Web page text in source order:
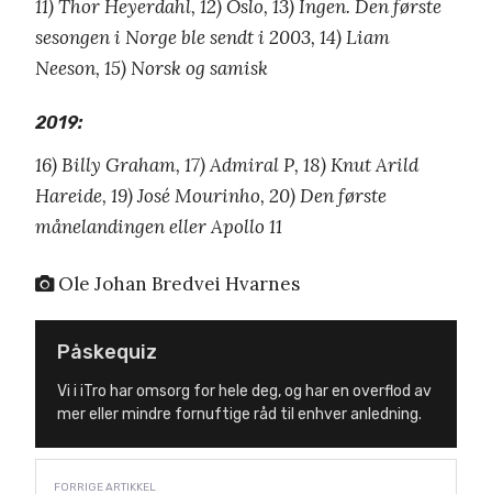
11) Thor Heyerdahl, 12) Oslo, 13) Ingen. Den første
sesongen i Norge ble sendt i 2003, 14) Liam
Neeson, 15) Norsk og samisk
2019:
16) Billy Graham, 17) Admiral P, 18) Knut Arild
Hareide, 19) José Mourinho, 20) Den første
månelandingen eller Apollo 11
Ole Johan Bredvei Hvarnes
Påskequiz
Vi i iTro har omsorg for hele deg, og har en overflod av
mer eller mindre fornuftige råd til enhver anledning.